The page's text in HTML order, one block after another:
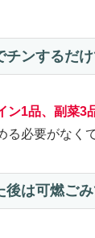
チンするだ
ン1品、副菜3
る必要がなく
後は可燃ご